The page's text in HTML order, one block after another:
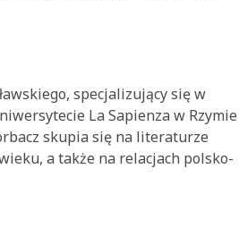
specjalizujący się w
La Sapienza w Rzymie
skupia się na literaturze
a także na relacjach polsko-